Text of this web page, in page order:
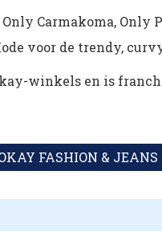
Carmakoma, Only
voor de trendy,
winkels en is
FASHION & JEANS